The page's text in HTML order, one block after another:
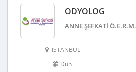
ODYOLOG
ANNE ŞEFKATI Ö.E.R.M.
İSTANBUL
Dün